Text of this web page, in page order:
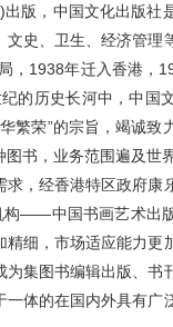
版，中国文化出版社
史、卫生、经济管理
，1938年迁入香港，
的历史长河中，中国
繁荣”的宗旨，竭诚致
书，业务范围遍及世
，经香港特区政府康
——中国书画艺术出
细，市场适应能力更
集图书编辑出版、书
体的在国内外具有广